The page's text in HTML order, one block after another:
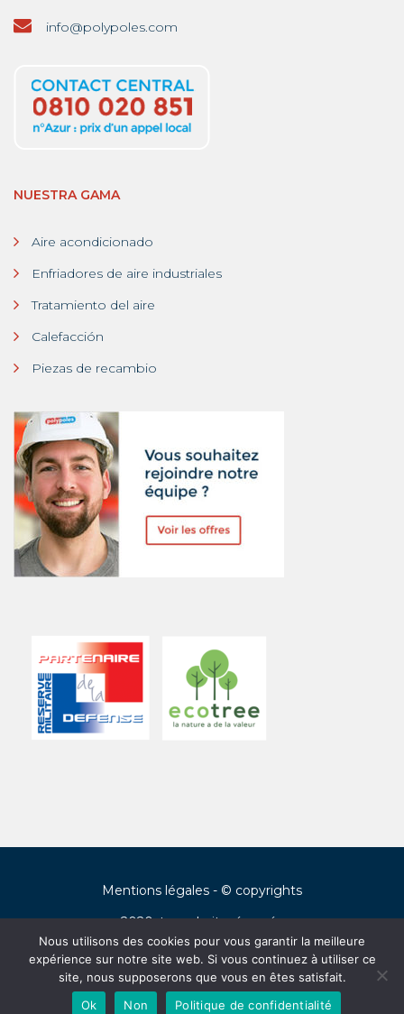
info@polypoles.com
NUESTRA GAMA
Aire acondicionado
Enfriadores de aire industriales
Tratamiento del aire
Calefacción
Piezas de recambio
Mentions légales - © copyrights
2020, tous droits réservés
Français(Francés) English (Inglés
Nous utilisons des cookies pour vous garantir la meilleure
expérience sur notre site web. Si vous continuez à utiliser ce
site, nous supposerons que vous en êtes satisfait.
Ok
Non Politique de confidentialité